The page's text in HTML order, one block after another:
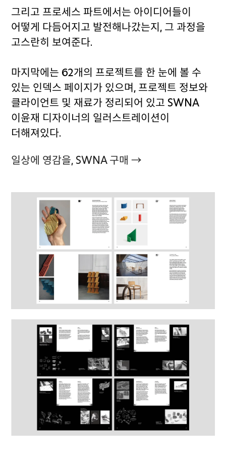
그리고 프로세스 파트에서는 아이디어들이
어떻게 다듬어지고 발전해나갔는지, 그 과정을
고스란히 보여준다.
마지막에는 62개의 프로젝트를 한 눈에 볼 수
있는 인덱스 페이지가 있으며, 프로젝트 정보와
클라이언트 및 재료가 정리되어 있고 SWNA
이윤재 디자이너의 일러스트레이션이
더해져있다.
일상에 영감을, SWNA 구매 →